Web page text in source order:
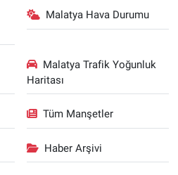
Malatya Hava Durumu
Malatya Trafik Yoğunluk
Haritası
Tüm Manşetler
Haber Arşivi